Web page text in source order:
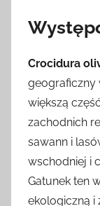
Crocidura
geograficzny
większą
zachodnich
sawann i
wschodniej i
Gatunek ten
ekologiczną i